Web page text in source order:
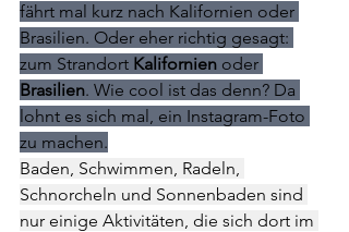
fährt mal kurz nach Kalifornien oder
Brasilien. Oder eher richtig gesagt:
zum Strandort Kalifornien oder
Brasilien. Wie cool ist das denn? Da
lohnt es sich mal, ein Instagram-Foto
zu machen.
Baden, Schwimmen, Radeln,
Schnorcheln und Sonnenbaden sind
nur einige Aktivitäten, die sich dort im